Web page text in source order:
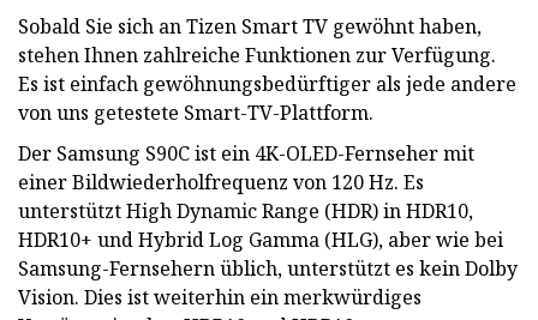
Sobald Sie sich an Tizen Smart TV gewöhnt haben,
stehen Ihnen zahlreiche Funktionen zur Verfügung.
Es ist einfach gewöhnungsbedürftiger als jede andere
von uns getestete Smart-TV-Plattform.
Der Samsung S90C ist ein 4K-OLED-Fernseher mit
einer Bildwiederholfrequenz von 120 Hz. Es
unterstützt High Dynamic Range (HDR) in HDR10,
HDR10+ und Hybrid Log Gamma (HLG), aber wie bei
Samsung-Fernsehern üblich, unterstützt es kein Dolby
Vision. Dies ist weiterhin ein merkwürdiges